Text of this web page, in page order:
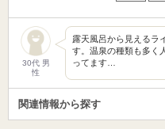
30代 男
性
露天風呂から見えるラ
す。温泉の種類も多く
ってます…
関連情報から探す